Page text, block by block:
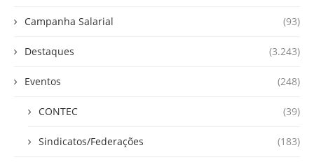
Campanha Salarial (93)
Destaques (3.243)
Eventos (248)
CONTEC (39)
Sindicatos/Federações (183)